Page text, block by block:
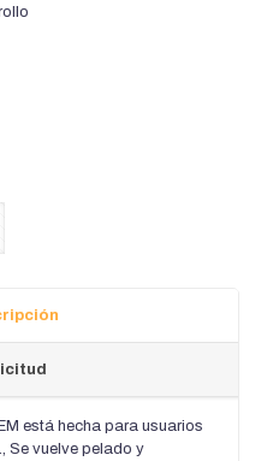
está hecha para usuarios
Se vuelve pelado y